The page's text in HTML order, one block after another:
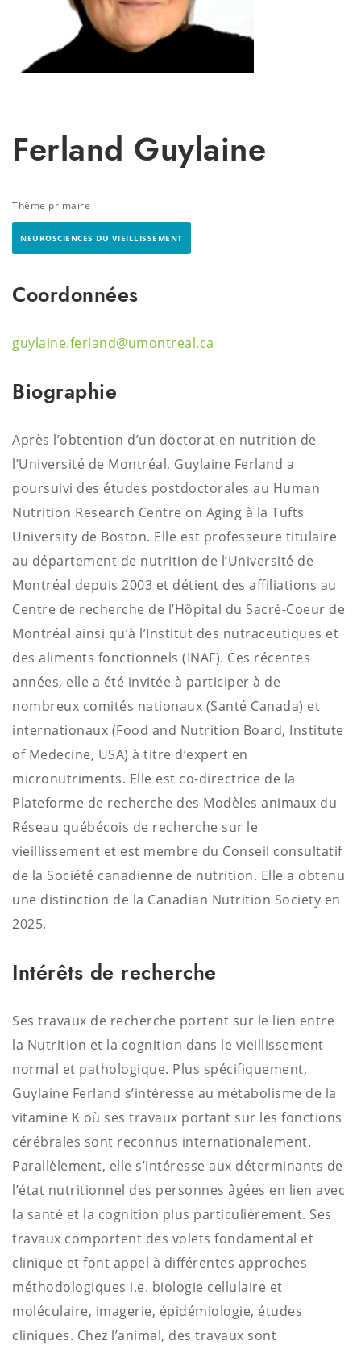
Ferland Guylaine
Thème primaire
NEUROSCIENCES DU VIEILLISSEMENT
Coordonnées
guylaine.ferland@umontreal.ca
Biographie
Après l’obtention d’un doctorat en nutrition de
l’Université de Montréal, Guylaine Ferland a
poursuivi des études postdoctorales au Human
Nutrition Research Centre on Aging à la Tufts
University de Boston. Elle est professeure titulaire
au département de nutrition de l’Université de
Montréal depuis 2003 et détient des affiliations au
Centre de recherche de l’Hôpital du Sacré-Coeur de
Montréal ainsi qu’à l’Institut des nutraceutiques et
des aliments fonctionnels (INAF). Ces récentes
années, elle a été invitée à participer à de
nombreux comités nationaux (Santé Canada) et
internationaux (Food and Nutrition Board, Institute
of Medecine, USA) à titre d’expert en
micronutriments. Elle est co-directrice de la
Plateforme de recherche des Modèles animaux du
Réseau québécois de recherche sur le
vieillissement et est membre du Conseil consultatif
de la Société canadienne de nutrition. Elle a obtenu
une distinction de la Canadian Nutrition Society en
2025.
Intérêts de recherche
Ses travaux de recherche portent sur le lien entre
la Nutrition et la cognition dans le vieillissement
normal et pathologique. Plus spécifiquement,
Guylaine Ferland s’intéresse au métabolisme de la
vitamine K où ses travaux portant sur les fonctions
cérébrales sont reconnus internationalement.
Parallèlement, elle s’intéresse aux déterminants de
l’état nutritionnel des personnes âgées en lien avec
la santé et la cognition plus particulièrement. Ses
travaux comportent des volets fondamental et
clinique et font appel à différentes approches
méthodologiques i.e. biologie cellulaire et
moléculaire, imagerie, épidémiologie, études
cliniques. Chez l’animal, des travaux sont